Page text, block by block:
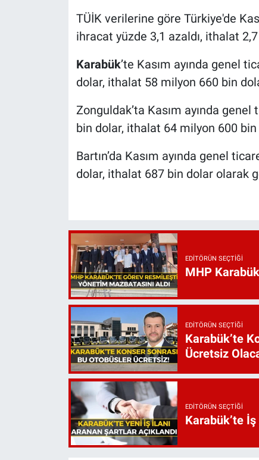
TÜİK verilerine göre Türkiye'de
ihracat yüzde 3,1 azaldı, ithalat
Karabük’te Kasım ayında genel
dolar, ithalat 58 milyon 660 bin
Zonguldak’ta Kasım ayında
bin dolar, ithalat 64 milyon 600
Bartın’da Kasım ayında genel
dolar, ithalat 687 bin dolar olarak
EDITÖRÜN SEÇTIĞI
MHP
EDITÖRÜN SEÇTIĞI
Karabük’te
Ücretsiz
EDITÖRÜN SEÇTIĞI
Karabük’te